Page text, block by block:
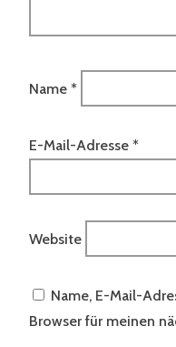
Name *
E-Mail-Adresse *
Website
Name, E-Mail-
Browser für meinen